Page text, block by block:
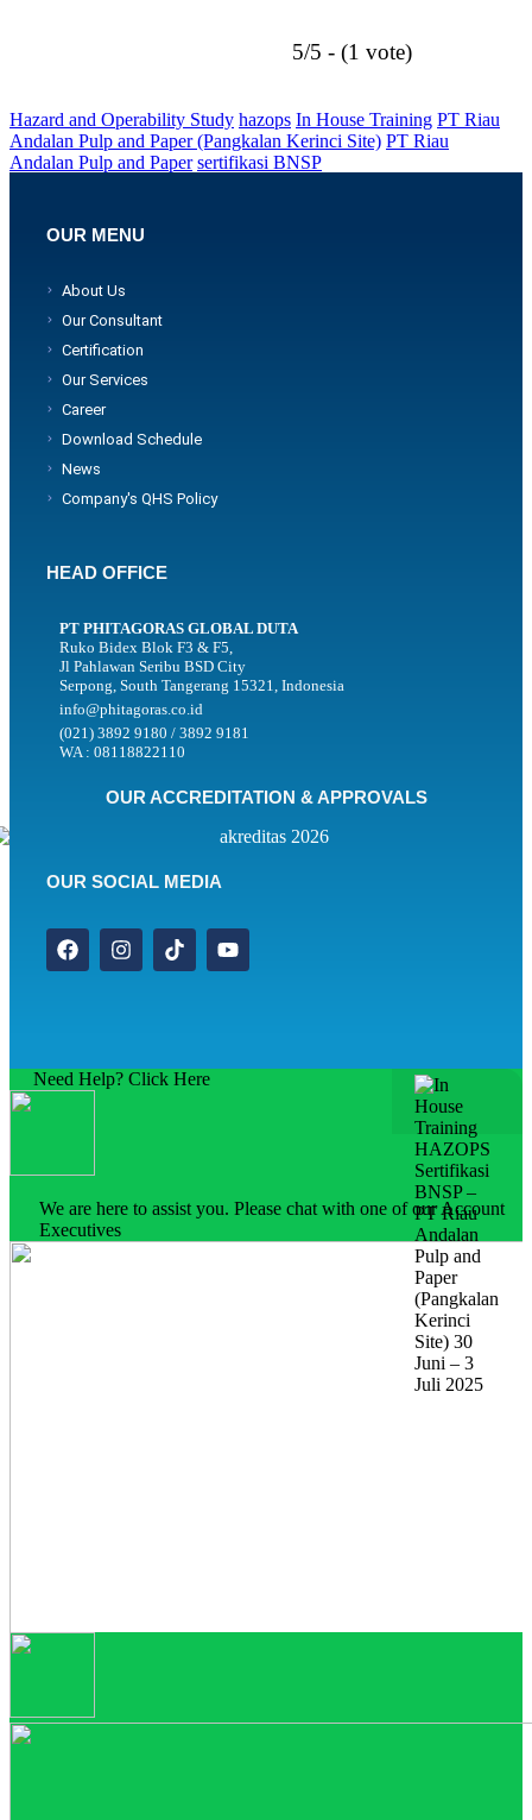
5/5 - (1 vote)
Hazard and Operability Study hazops In House Training PT Riau
Andalan Pulp and Paper (Pangkalan Kerinci Site) PT Riau
Andalan Pulp and Paper sertifikasi BNSP
OUR MENU
About Us
Our Consultant
Certification
Our Services
Career
Download Schedule
News
Company's QHS Policy
HEAD OFFICE
PT PHITAGORAS GLOBAL DUTA
Ruko Bidex Blok F3 & F5,
Jl Pahlawan Seribu BSD City
Serpong, South Tangerang 15321, Indonesia
info@phitagoras.co.id
(021) 3892 9180 / 3892 9181
WA : 08118822110
OUR ACCREDITATION & APPROVALS
OUR SOCIAL MEDIA
Need Help? Click Here
We are here to assist you. Please chat with one of our Account
Executives